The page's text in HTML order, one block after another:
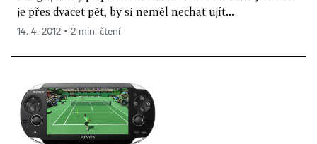
je přes dvacet pět, by si neměl nechat ujít...
14. 4. 2012 ▪ 2 min. čtení